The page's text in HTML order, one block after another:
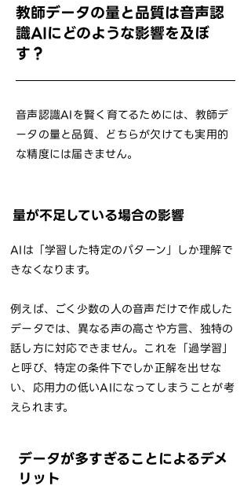
教師データの量と品質は音声認
識AIにどのような影響を及ぼ
す？
音声認識AIを賢く育てるためには、教師デ
ータの量と品質、どちらが欠けても実用的
な精度には届きません。
量が不足している場合の影響
AIは「学習した特定のパターン」しか理解で
きなくなります。
例えば、ごく少数の人の音声だけで作成した
データでは、異なる声の高さや方言、独特の
話し方に対応できません。これを「過学習」
と呼び、特定の条件下でしか正解を出せな
い、応用力の低いAIになってしまうことが考
えられます。
データが多すぎることによるデメ
リット